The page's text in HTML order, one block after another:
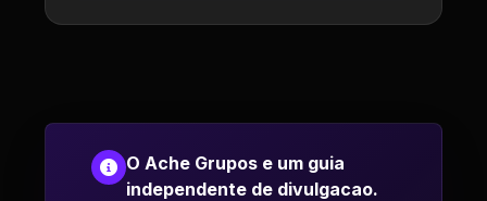
O Ache Grupos e um guia
independente de divulgacao.